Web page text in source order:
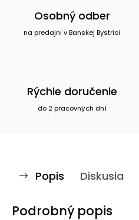
Osobný odber
na predajni v Banskej Bystrici
Rýchle doručenie
do 2 pracovných dní
Popis Diskusia
Podrobný popis